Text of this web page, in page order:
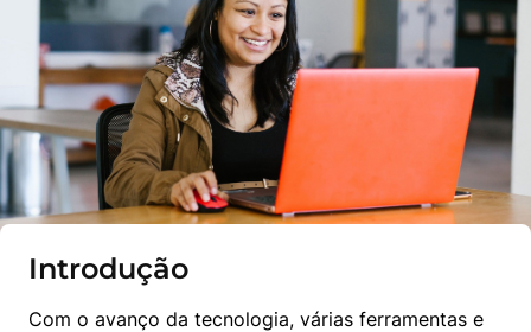
Introdução
Com o avanço da tecnologia, várias ferramentas e